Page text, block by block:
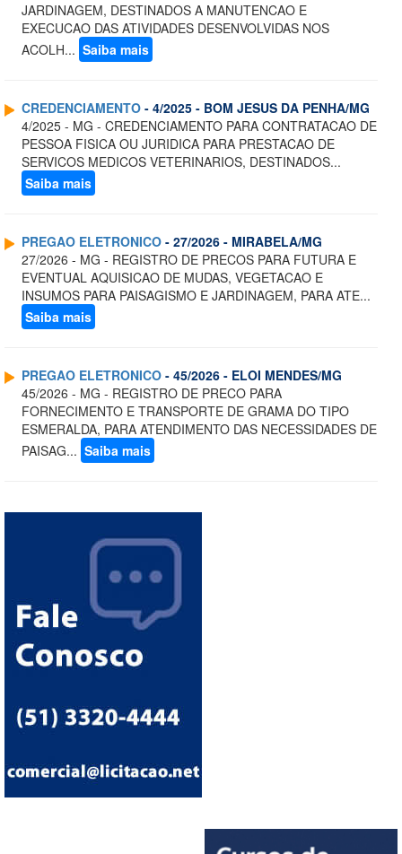
JARDINAGEM, DESTINADOS A MANUTENCAO E
EXECUCAO DAS ATIVIDADES DESENVOLVIDAS NOS
ACOLH... Saiba mais
CREDENCIAMENTO - 4/2025 - BOM JESUS DA PENHA/MG
4/2025 - MG - CREDENCIAMENTO PARA CONTRATACAO DE
PESSOA FISICA OU JURIDICA PARA PRESTACAO DE
SERVICOS MEDICOS VETERINARIOS, DESTINADOS...
Saiba mais
PREGAO ELETRONICO - 27/2026 - MIRABELA/MG
27/2026 - MG - REGISTRO DE PRECOS PARA FUTURA E
EVENTUAL AQUISICAO DE MUDAS, VEGETACAO E
INSUMOS PARA PAISAGISMO E JARDINAGEM, PARA ATE...
Saiba mais
PREGAO ELETRONICO - 45/2026 - ELOI MENDES/MG
45/2026 - MG - REGISTRO DE PRECO PARA
FORNECIMENTO E TRANSPORTE DE GRAMA DO TIPO
ESMERALDA, PARA ATENDIMENTO DAS NECESSIDADES DE
PAISAG... Saiba mais